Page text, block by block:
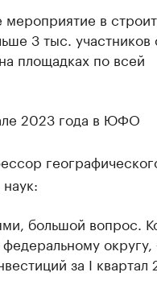
в
3 тыс. участников
площадках по всей
2023 года в ЮФО
большой вопрос.
округу,
за I квартал